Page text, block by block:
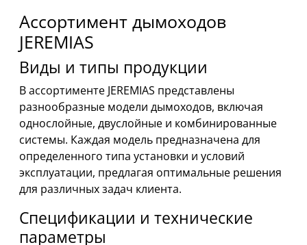
Ассортимент дымоходов
JEREMIAS
Виды и типы продукции
В ассортименте JEREMIAS представлены
разнообразные модели дымоходов, включая
однослойные, двуслойные и комбинированные
системы. Каждая модель предназначена для
определенного типа установки и условий
эксплуатации, предлагая оптимальные решения
для различных задач клиента.
Спецификации и технические
параметры